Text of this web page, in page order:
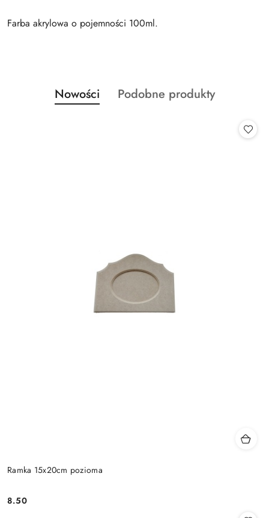
Farba akrylowa o pojemności 100ml.
Pomiń karuzelę produktów
Produkty
o
Nowości
Produkty
Podobne produkty
Ramka 15x20cm pozioma
Cena:
8.50